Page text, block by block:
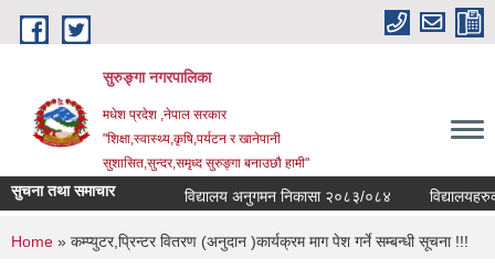
Skip to main content
सुरुङ्‍गा नगरपालिका
मधेश प्रदेश ,नेपाल सरकार
"शिक्षा,स्वास्थ्य,कृषि,पर्यटन र खानेपानी
सुशासित,सुन्दर,समृध्द सुरुङ्गा बनाउछौ हामी"
सुचना तथा समाचार विद्यालय अनुगमन निकासा २०८३/०८४
You are here
Home » कम्प्युटर,प्रिन्टर वितरण (अनुदान )कार्यक्रम माग पेश गर्ने सम्बन्धी सूचना !!!